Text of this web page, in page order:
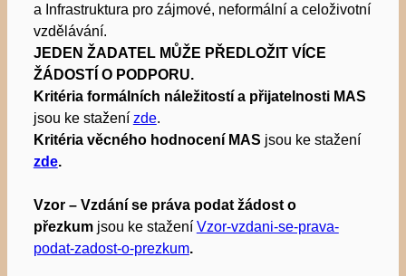
a Infrastruktura pro zájmové, neformální a celoživotní
vzdělávání.
JEDEN ŽADATEL MŮŽE PŘEDLOŽIT VÍCE
ŽÁDOSTÍ O PODPORU.
Kritéria formálních náležitostí a přijatelnosti MAS
jsou ke stažení zde.
Kritéria věcného hodnocení MAS jsou ke stažení
zde.
Vzor – Vzdání se práva podat žádost o
přezkum jsou ke stažení Vzor-vzdani-se-prava-
podat-zadost-o-prezkum.